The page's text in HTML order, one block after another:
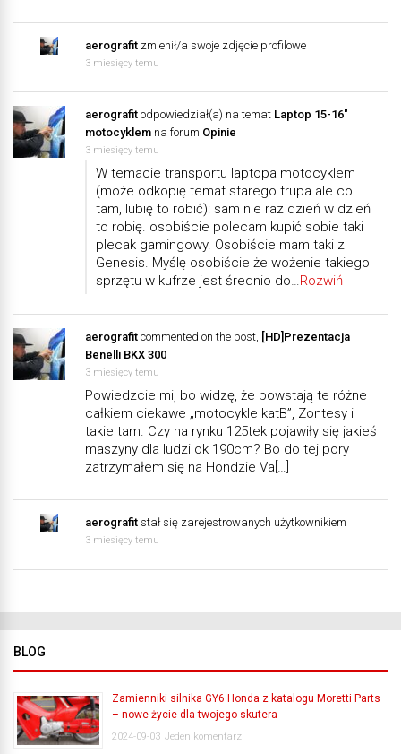
aerografit zmienił/a swoje zdjęcie profilowe
3 miesięcy temu
aerografit odpowiedział(a) na temat Laptop 15-16"
motocyklem na forum Opinie
3 miesięcy temu
W temacie transportu laptopa motocyklem
(może odkopię temat starego trupa ale co
tam, lubię to robić): sam nie raz dzień w dzień
to robię. osobiście polecam kupić sobie taki
plecak gamingowy. Osobiście mam taki z
Genesis. Myślę osobiście że wożenie takiego
sprzętu w kufrze jest średnio do…Rozwiń
aerografit commented on the post, [HD]Prezentacja
Benelli BKX 300
3 miesięcy temu
Powiedzcie mi, bo widzę, że powstają te różne
całkiem ciekawe „motocykle katB”, Zontesy i
takie tam. Czy na rynku 125tek pojawiły się jakieś
maszyny dla ludzi ok 190cm? Bo do tej pory
zatrzymałem się na Hondzie Va[…]
aerografit stał się zarejestrowanych użytkownikiem
3 miesięcy temu
BLOG
Zamienniki silnika GY6 Honda z katalogu Moretti Parts
– nowe życie dla twojego skutera
2024-09-03 Jeden komentarz